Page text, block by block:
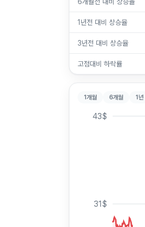
1년전 대비 상승율
3년전 대비 상승율
고점대비 하락률
1개월 6개월 1년
43$
31$